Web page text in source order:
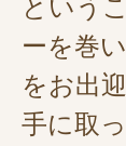
という
ーを巻
をお出
手に取